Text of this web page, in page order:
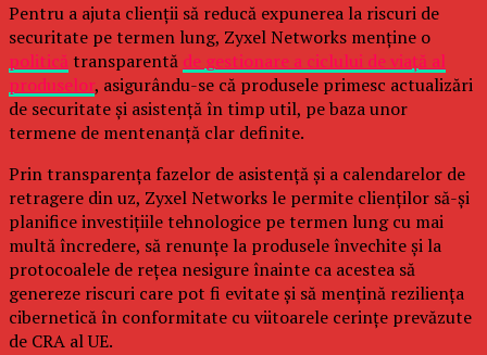
Pentru a ajuta clienții să reducă expunerea la riscuri de
securitate pe termen lung, Zyxel Networks menține o
politică transparentă de gestionare a ciclului de viață al
produselor, asigurându-se că produsele primesc actualizări
de securitate și asistență în timp util, pe baza unor
termene de mentenanță clar definite.
Prin transparența fazelor de asistență și a calendarelor de
retragere din uz, Zyxel Networks le permite clienților să-și
planifice investițiile tehnologice pe termen lung cu mai
multă încredere, să renunțe la produsele învechite și la
protocoalele de rețea nesigure înainte ca acestea să
genereze riscuri care pot fi evitate și să mențină reziliența
cibernetică în conformitate cu viitoarele cerințe prevăzute
de CRA al UE.